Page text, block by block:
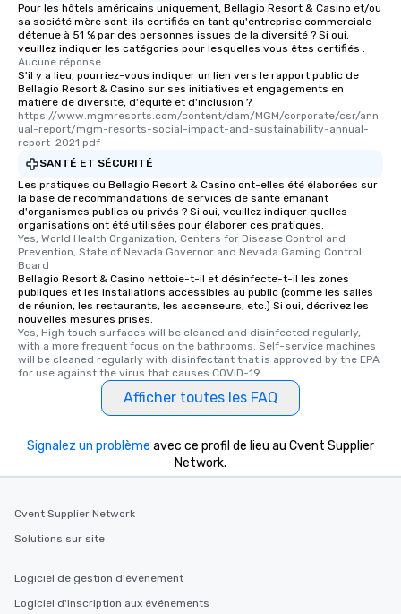
Pour les hôtels américains uniquement, Bellagio Resort & Casino et/ou
sa société mère sont-ils certifiés en tant qu'entreprise commerciale
détenue à 51 % par des personnes issues de la diversité ? Si oui,
veuillez indiquer les catégories pour lesquelles vous êtes certifiés :
Aucune réponse.
S'il y a lieu, pourriez-vous indiquer un lien vers le rapport public de
Bellagio Resort & Casino sur ses initiatives et engagements en
matière de diversité, d'équité et d'inclusion ?
https://www.mgmresorts.com/content/dam/MGM/corporate/csr/ann
ual-report/mgm-resorts-social-impact-and-sustainability-annual-
report-2021.pdf
SANTÉ ET SÉCURITÉ
Les pratiques du Bellagio Resort & Casino ont-elles été élaborées sur
la base de recommandations de services de santé émanant
d'organismes publics ou privés ? Si oui, veuillez indiquer quelles
organisations ont été utilisées pour élaborer ces pratiques.
Yes, World Health Organization, Centers for Disease Control and
Prevention, State of Nevada Governor and Nevada Gaming Control
Board
Bellagio Resort & Casino nettoie-t-il et désinfecte-t-il les zones
publiques et les installations accessibles au public (comme les salles
de réunion, les restaurants, les ascenseurs, etc.) Si oui, décrivez les
nouvelles mesures prises.
Yes, High touch surfaces will be cleaned and disinfected regularly,
with a more frequent focus on the bathrooms. Self-service machines
will be cleaned regularly with disinfectant that is approved by the EPA
for use against the virus that causes COVID-19.
Afficher toutes les FAQ
Signalez un problème avec ce profil de lieu au Cvent Supplier
Network.
Cvent Supplier Network
Solutions sur site
Logiciel de gestion d'événement
Logiciel d'inscription aux événements